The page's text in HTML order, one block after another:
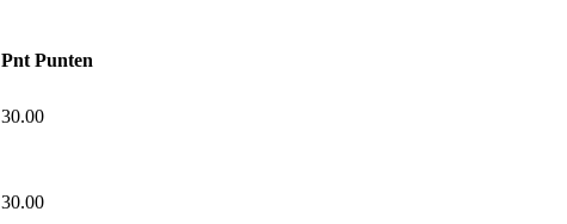
Pnt Punten
30.00
30.00